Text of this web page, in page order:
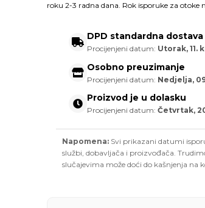
roku 2-3 radna dana. Rok isporuke za otoke
DPD standardna dostava
Procijenjeni datum: Utorak, 11.
Osobno preuzimanje
Procijenjeni datum: Nedjelja,
Proizvod je u dolasku
Procijenjeni datum: Četvrtak,
Napomena: Svi prikazani datumi
službi, dobavljača i proizvođača.
slučajevima može doći do kašnjenja na